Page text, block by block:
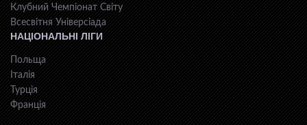
Клубний Чемпіонат Світу
Всесвiтня Унiверсiaда
НАЦІОНАЛЬНІ ЛІГИ
Польща
Італія
Турція
Франція